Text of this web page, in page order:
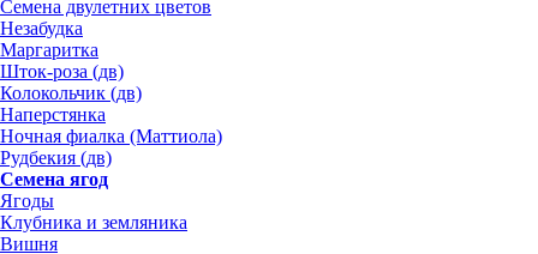
Семена двулетних цветов
Незабудка
Маргаритка
Шток-роза (дв)
Колокольчик (дв)
Наперстянка
Ночная фиалка (Маттиола)
Рудбекия (дв)
Семена ягод
Ягоды
Клубника и земляника
Вишня